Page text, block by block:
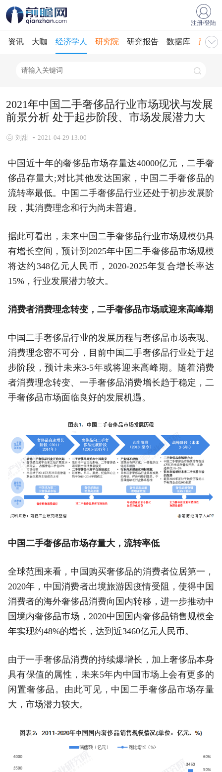
注册/登陆
资讯 大咖 经济学人 研究院 研究报告 数据库 产业
2021年中国二手奢侈品行业市场现状与发展
前景分析 处于起步阶段、市场发展潜力大
刘甜 2021-04-29 13:00
中国近十年的奢侈品市场存量达40000亿元，二手奢
侈品存量大;对比其他发达国家，中国二手奢侈品的
流转率最低。中国二手奢侈品行业还处于初步发展阶
段，其消费理念和行为尚未普遍。
据此可看出，未来中国二手奢侈品行业市场规模仍具
有增长空间，预计到2025年中国二手奢侈品市场规模
将达约348亿元人民币，2020-2025年复合增长率达
15%，行业发展潜力较大。
消费者消费理念转变，二手奢侈品市场或迎来高峰期
中国二手奢侈品行业的发展历程与奢侈品市场表现、
消费理念密不可分，目前中国二手奢侈品行业处于起
步阶段，预计未来3-5年或将迎来高峰期。随着消费
者消费理念转变、一手奢侈品消费增长趋于稳定，二
手奢侈品市场面临良好的发展机遇。
中国二手奢侈品市场存量大，流转率低
全球范围来看，中国购买奢侈品的消费者位居第一，
2020年，中国消费者出境旅游因疫情受阻，使得中国
消费者的海外奢侈品消费向国内转移，进一步推动中
国境内奢侈品市场，2020中国国内奢侈品销售规模全
年实现约48%的增长，达到近3460亿元人民币。
由于一手奢侈品消费的持续爆增长，加上奢侈品本身
具有保值的属性，未来5年内中国市场上会有更多的
闲置奢侈品。由此可见，中国二手奢侈品市场存量
大，市场潜力较大。